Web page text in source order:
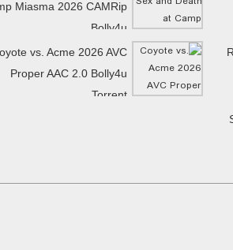
Miasma 2026 CAMRip
Bolly4u
vs. Acme 2026 AVC
Proper AAC 2.0 Bolly4u
Torrent